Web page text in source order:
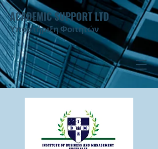
ACADEMIC SUPPORT LTD
Υποστήριξη Φοιτητών ​